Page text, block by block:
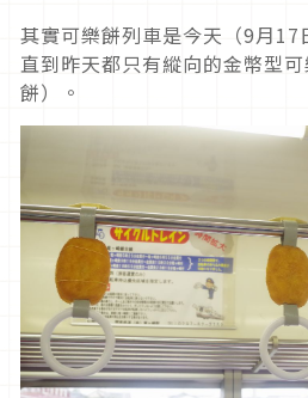
其實可樂餅列車是今天（9月17
直到昨天都只有縱向的金幣型
餅）。